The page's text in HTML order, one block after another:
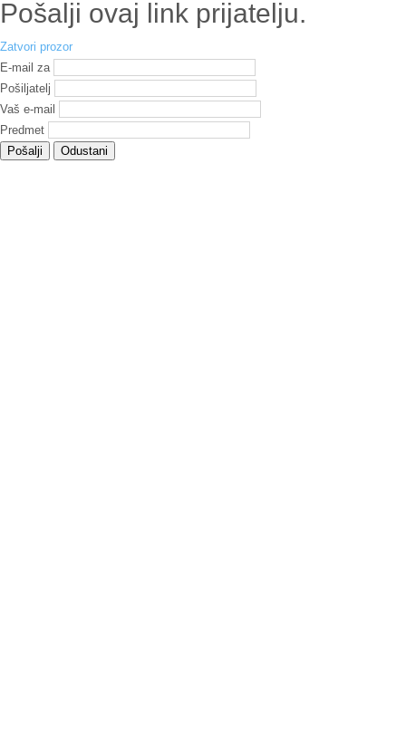
Pošalji ovaj link prijatelju.
Zatvori prozor
E-mail za
Pošiljatelj
Vaš e-mail
Predmet
Pošalji
Odustani